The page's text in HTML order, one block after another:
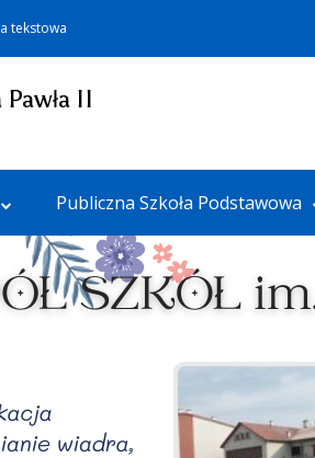
tekstowa
Pawła II
Publiczna Szkoła Podstawowa